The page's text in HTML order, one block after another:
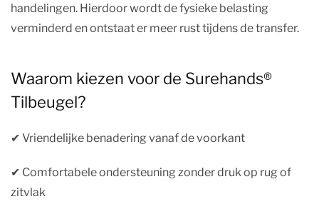
handelingen. Hierdoor wordt de fysieke belasting
verminderd en ontstaat er meer rust tijdens de transfer.
Waarom kiezen voor de Surehands®
Tilbeugel?
✔︎ Vriendelijke benadering vanaf de voorkant
✔︎ Comfortabele ondersteuning zonder druk op rug of
zitvlak